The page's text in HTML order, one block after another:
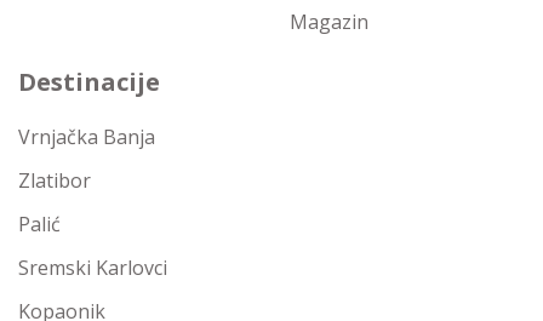
Magazin
Destinacije
Vrnjačka Banja
Zlatibor
Palić
Sremski Karlovci
Kopaonik